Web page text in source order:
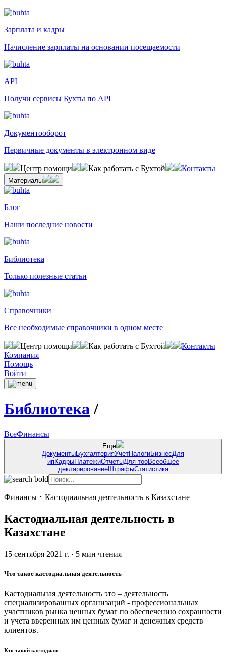
Зарплата и кадры
Начисление зарплаты на основании посещаемости
API
Получи сервисы Бухты по API
Документооборот
Первичные документы в электронном виде
Центр помощи Как работать с Бухтой Контакты
Материалы
Блог
Наши последние новости
Библиотека
Только полезные статьи
Справочники
Все необходимые справочники в одном месте
Центр помощи Как работать с Бухтой
Контакты
Компания
Помощь
Войти
Библиотека/
ВсеФинансы
Еще
ДокументыБухгалтерияУчетНалогиБизнесДля
ипКадрыПлатежиОтчетыДля тооВсеобщее
декларированиеШтрафыСтатистика
Финансы ･ Кастодиальная деятельность в Казахстане
Кастодиальная деятельность в
Казахстане
15 сентября 2021 г. · 5 мин чтения
Что такое кастодиальная деятельность
Кастодиальная деятельность это – деятельность
специализированных организаций - профессиональных
участников рынка ценных бумаг по обеспечению сохранности
и учета вверенных им ценных бумаг и денежных средств
клиентов.
Кто такой кастодиан